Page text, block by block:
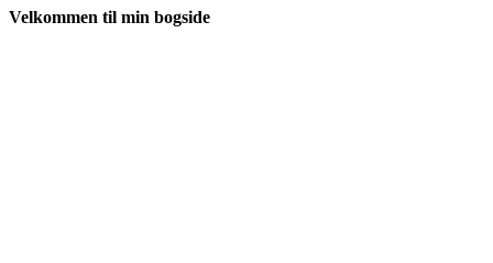
Velkommen til min bogside